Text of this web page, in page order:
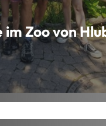
Zoo von